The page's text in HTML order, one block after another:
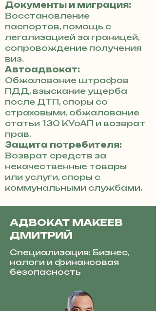
Документы и миграция:
Восстановление
паспортов, помощь с
легализацией за границей,
сопровождение получения
виз.
Автоадвокат:
Обжалование штрафов
ПДД, взыскание ущерба
после ДТП, споры со
страховыми, обжалование
статьи 130 КУоАП и возврат
прав.
Защита потребителя:
Возврат средств за
некачественные товары
или услуги, споры с
коммунальными службами.
АДВОКАТ МАКЕЕВ
ДМИТРИЙ
Специализация: Бизнес,
налоги и финансовая
безопасность